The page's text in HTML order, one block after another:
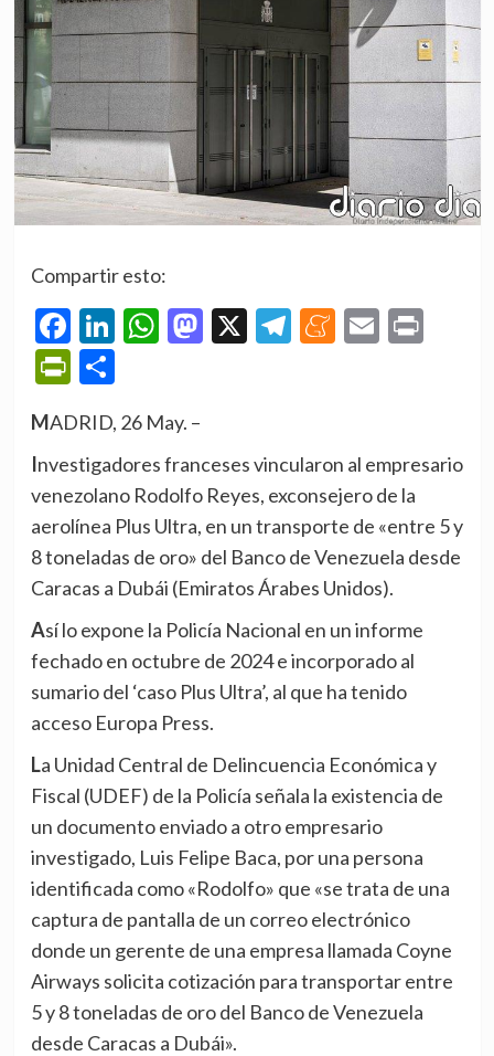
Compartir esto:
Facebook
LinkedIn
WhatsApp
Mastodon
X Telegram
Meneame
Email
PrintFriendly
Compartir
MADRID, 26 May. –
Investigadores franceses vincularon al empresario
venezolano Rodolfo Reyes, exconsejero de la
aerolínea Plus Ultra, en un transporte de «entre 5 y
8 toneladas de oro» del Banco de Venezuela desde
Caracas a Dubái (Emiratos Árabes Unidos).
Así lo expone la Policía Nacional en un informe
fechado en octubre de 2024 e incorporado al
sumario del ‘caso Plus Ultra’, al que ha tenido
acceso Europa Press.
La Unidad Central de Delincuencia Económica y
Fiscal (UDEF) de la Policía señala la existencia de
un documento enviado a otro empresario
investigado, Luis Felipe Baca, por una persona
identificada como «Rodolfo» que «se trata de una
captura de pantalla de un correo electrónico
donde un gerente de una empresa llamada Coyne
Airways solicita cotización para transportar entre
5 y 8 toneladas de oro del Banco de Venezuela
desde Caracas a Dubái».